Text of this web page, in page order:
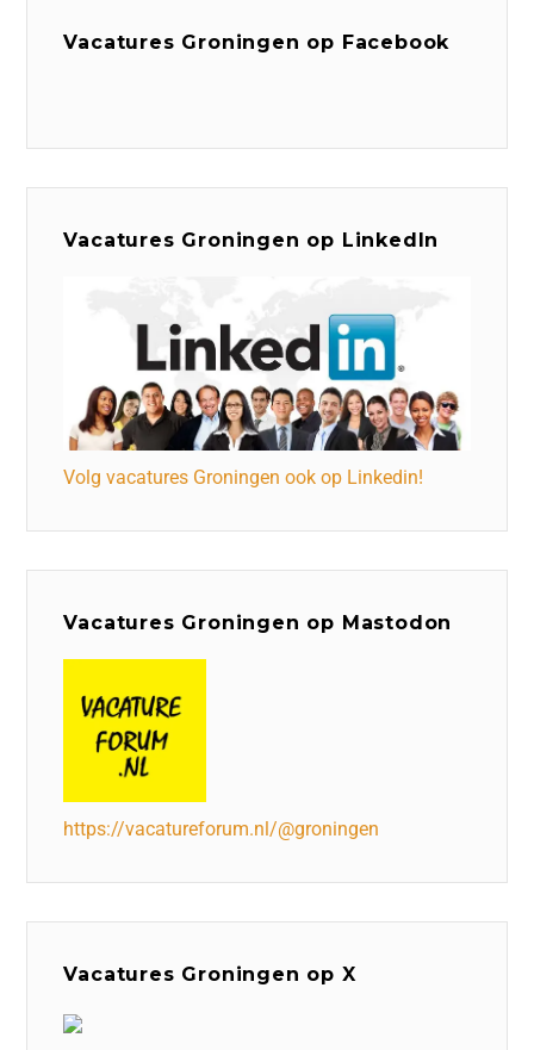
Vacatures Groningen op Facebook
Vacatures Groningen op LinkedIn
Volg vacatures Groningen ook op Linkedin!
Vacatures Groningen op Mastodon
https://vacatureforum.nl/@groningen
Vacatures Groningen op X